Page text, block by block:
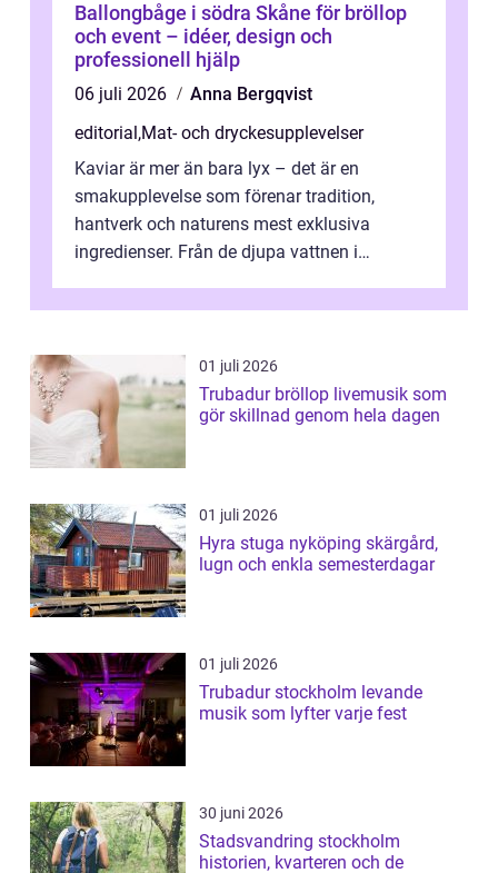
Ballongbåge i södra Skåne för bröllop
och event – idéer, design och
professionell hjälp
06 juli 2026
Anna Bergqvist
editorial ,Mat- och dryckesupplevelser
Kaviar är mer än bara lyx – det är en
smakupplevelse som förenar tradition,
hantverk och naturens mest exklusiva
ingredienser. Från de djupa vattnen i
01 juli 2026
Trubadur bröllop livemusik som
gör skillnad genom hela dagen
01 juli 2026
Hyra stuga nyköping skärgård,
lugn och enkla semesterdagar
01 juli 2026
Trubadur stockholm levande
musik som lyfter varje fest
30 juni 2026
Stadsvandring stockholm
historien, kvarteren och de